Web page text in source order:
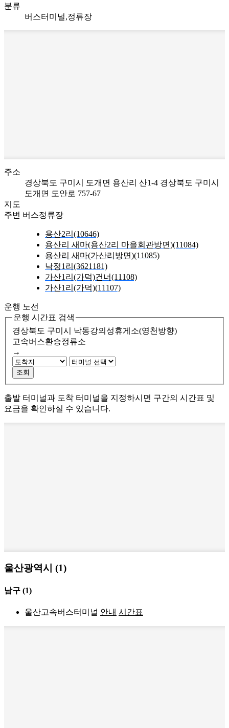
분류
버스터미널,정류장
주소
경상북도 구미시 도개면 용산리 산1-4 경상북도 구미시
도개면 도안로 757-67
지도
주변 버스정류장
용산2리(10646)
용산리 새마(용산2리 마을회관방면)(11084)
용산리 새마(가산리방면)(11085)
낙정1리(3621181)
가산1리(가덕)건너(11108)
가산1리(가덕)(11107)
운행 노선
운행 시간표 검색
경상북도 구미시
낙동강의성휴게소(영천방향)
고속버스환승정류소
→
조회
출발 터미널과 도착 터미널을 지정하시면 구간의 시간표 및
요금을 확인하실 수 있습니다.
울산광역시 (1)
남구 (1)
울산고속버스터미널 안내 시간표